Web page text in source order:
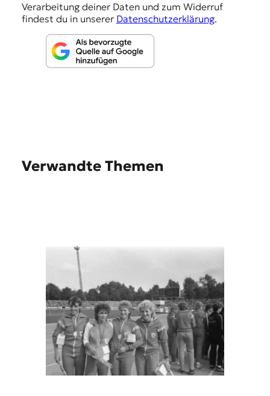
Verarbeitung deiner Daten und zum Widerruf
findest du in unserer Datenschutzerklärung.
Verwandte Themen